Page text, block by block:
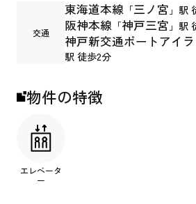
交通
東海道本線 「三ノ宮 」駅
阪神本線 「神戸三宮 」駅
神戸新交通ポートアイ
駅 徒歩2分
物件の特徴
エレベータ
ー